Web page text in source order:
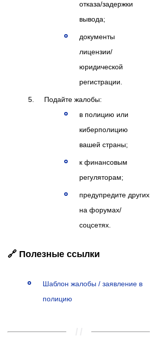
отказа/задержки
вывода;
документы
лицензии/
юридической
регистрации.
Подайте жалобы:
в полицию или
киберполицию
вашей страны;
к финансовым
регуляторам;
предупредите других
на форумах/
соцсетях.
🔗 Полезные ссылки
Шаблон жалобы / заявление в
полицию